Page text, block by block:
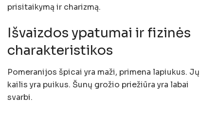
prisitaikymą ir charizmą.
Išvaizdos ypatumai ir fizinės
charakteristikos
Pomeranijos špicai yra maži, primena lapiukus. Jų
kailis yra puikus. Šunų grožio priežiūra yra labai
svarbi.